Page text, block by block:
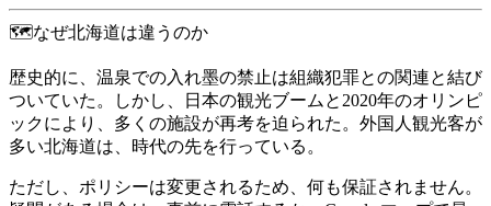
🗺️なぜ北海道は違うのか
歴史的に、温泉での入れ墨の禁止は組織犯罪との関連と結び
ついていた。しかし、日本の観光ブームと2020年のオリンピ
ックにより、多くの施設が再考を迫られた。外国人観光客が
多い北海道は、時代の先を行っている。
ただし、 ポリシーは変更されるため、何も保証されません。